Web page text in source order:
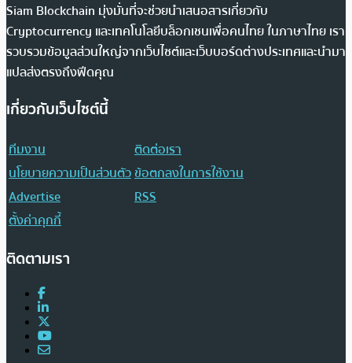
Siam Blockchain มุ่งมั่นที่จะช่วยนำเสนอสารเกี่ยวกับ
Cryptocurrency และเทคโนโลยีบล็อกเชนเพื่อคนไทย ในภาษาไทย เรา
รวบรวมข้อมูลส่วนใหญ่จากเว็บไซต์และเว็บบอร์ดต่างประเทศและนำมา
แปลส่งตรงถึงฟีดคุณ
เกี่ยวกับเว็บไซต์นี้
ทีมงาน
ติดต่อเรา
นโยบายความเป็นส่วนตัวข้อตกลงในการใช้งาน
Advertise
RSS
ตั้งค่าคุกกี้
ติดตามเรา